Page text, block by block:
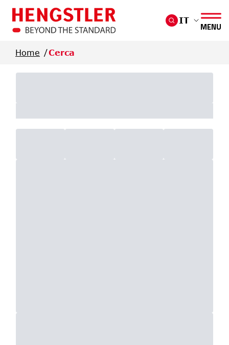
Salta al contenuto principale
IT
MENU
Home Cerca